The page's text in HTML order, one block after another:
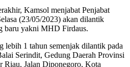
Kamsol menjabat Penjabat
(23/05/2023) akan dilantik
baru yakni MHD Firdaus.
lebih 1 tahun semenjak dilantik pada
Serindit, Gedung Daerah Provinsi
Riau, Jalan Diponegoro, Kota